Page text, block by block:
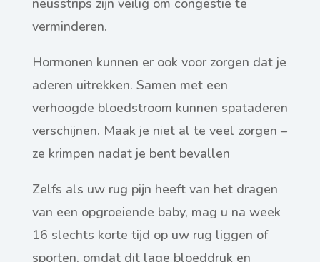
neusstrips zijn veilig om congestie te
verminderen.
Hormonen kunnen er ook voor zorgen dat je
aderen uitrekken. Samen met een
verhoogde bloedstroom kunnen spataderen
verschijnen. Maak je niet al te veel zorgen –
ze krimpen nadat je bent bevallen
Zelfs als uw rug pijn heeft van het dragen
van een opgroeiende baby, mag u na week
16 slechts korte tijd op uw rug liggen of
sporten, omdat dit lage bloeddruk en